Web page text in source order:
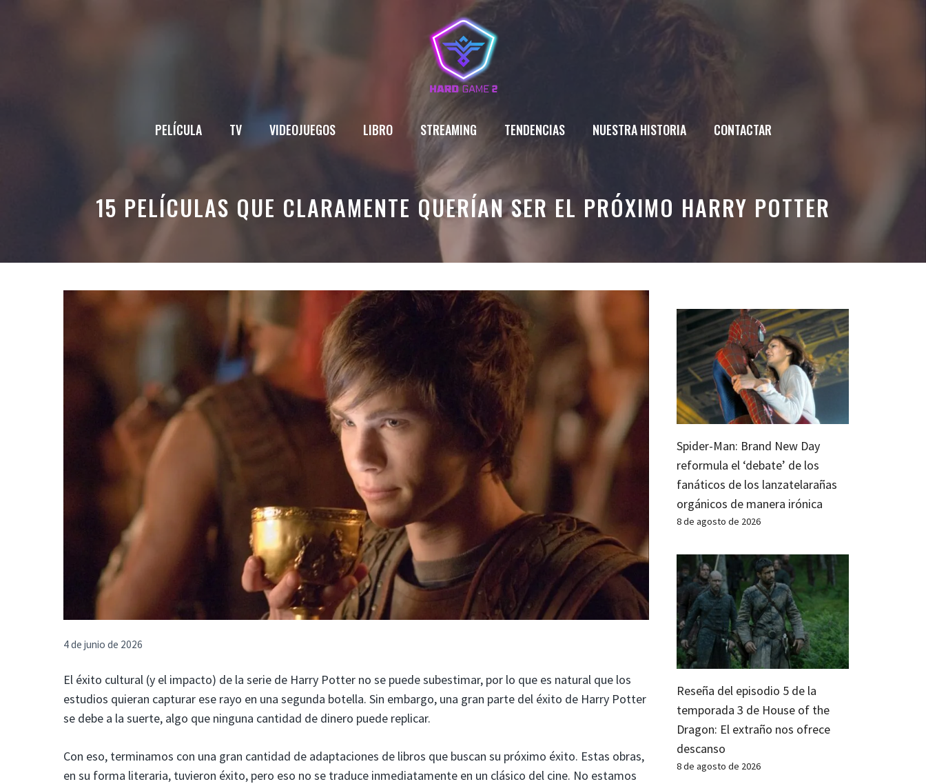
PELÍCULA TV VIDEOJUEGOS LIBRO STREAMING TENDENCIAS NUESTRA HISTORIA CONTACTAR
15 PELÍCULAS QUE CLARAMENTE QUERÍAN SER EL PRÓXIMO HARRY POTTER
4 de junio de 2026
El éxito cultural (y el impacto) de la serie de Harry Potter no se puede subestimar, por lo que es natural que los
estudios quieran capturar ese rayo en una segunda botella. Sin embargo, una gran parte del éxito de Harry Potter
se debe a la suerte, algo que ninguna cantidad de dinero puede replicar.
Con eso, terminamos con una gran cantidad de adaptaciones de libros que buscan su próximo éxito. Estas obras,
en su forma literaria, tuvieron éxito, pero eso no se traduce inmediatamente en un clásico del cine. No estamos
Spider-Man: Brand New Day
reformula el ‘debate’ de los
fanáticos de los lanzatelarañas
orgánicos de manera irónica
8 de agosto de 2026
Reseña del episodio 5 de la
temporada 3 de House of the
Dragon: El extraño nos ofrece
descanso
8 de agosto de 2026